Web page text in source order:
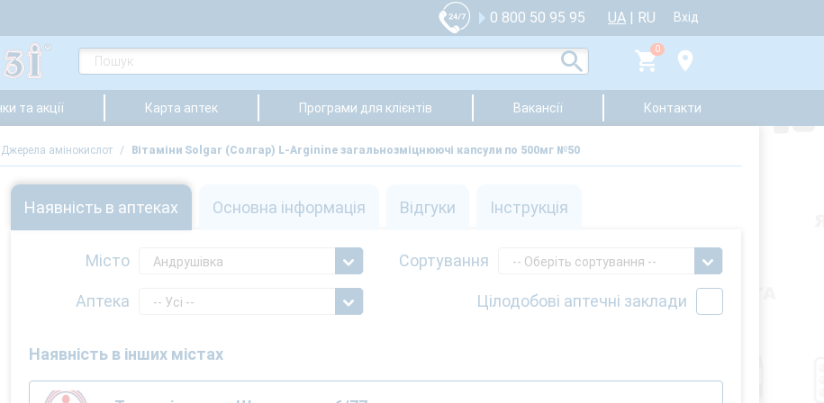
0 800 50 95 95 UA | RU Вхід
0
та акції Карта аптек Програми для клієнтів Вакансії Контакти
Джерела амінокислот / Вітаміни Solgar (Солгар) L-Arginine загальнозміцнюючі капсули по 500мг №50
Наявність в аптеках Основна інформація Відгуки Інструкція
Місто Андрушівка
Аптека -- Усі --
Сортування -- Оберіть сортування --
Цілодобові аптечні заклади
Наявність в інших містах